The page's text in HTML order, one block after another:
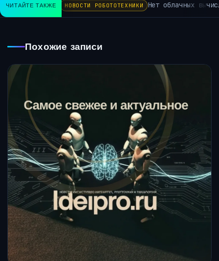
ЧИТАЙТЕ ТАКЖЕ НОВОСТИ РОБОТОТЕХНИКИ Нет облачных
Похожие записи